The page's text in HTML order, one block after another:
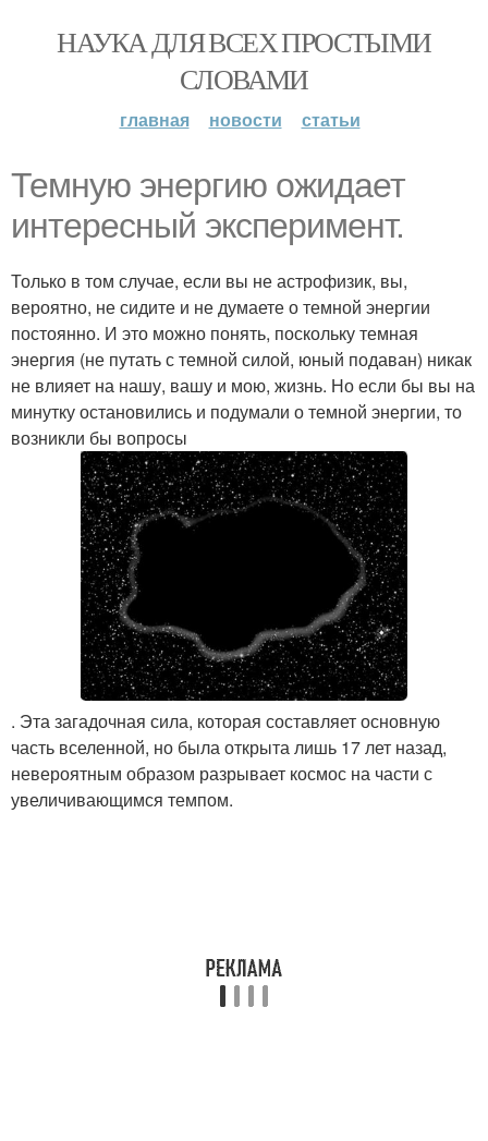
НАУКА ДЛЯ ВСЕХ ПРОСТЫМИ
СЛОВАМИ
главная новости статьи
Темную энергию ожидает
интересный эксперимент.
Только в том случае, если вы не астрофизик, вы,
вероятно, не сидите и не думаете о темной энергии
постоянно. И это можно понять, поскольку темная
энергия (не путать с темной силой, юный подаван) никак
не влияет на нашу, вашу и мою, жизнь. Но если бы вы на
минутку остановились и подумали о темной энергии, то
возникли бы вопросы
. Эта загадочная сила, которая составляет основную
часть вселенной, но была открыта лишь 17 лет назад,
невероятным образом разрывает космос на части с
увеличивающимся темпом.